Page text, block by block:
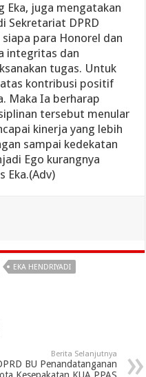
Eka, juga mengatakan
Sekretariat DPRD
para Honorel dan
integritas dan
tugas. Untuk
kontribusi positif
Maka Ia berharap
tersebut menular
kinerja yang lebih
sampai kedekatan
Ego kurangnya
Eka.(Adv)
EKA HENDRIYADI
Berita Selanjutnya
BU Penandatanganan